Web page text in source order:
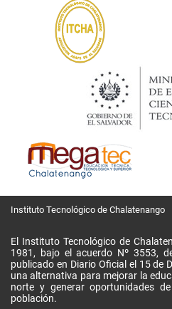
Instituto Tecnológico de Chalatenango
El Instituto Tecnológico de
1981, bajo el acuerdo Nº 3553,
publicado en Diario Oficial el 15 de
una alternativa para mejorar la
norte y generar oportunidades
población.